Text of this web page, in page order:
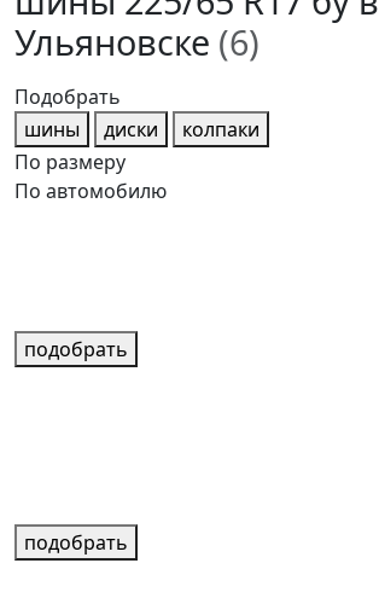
Ульяновске (6)
Подобрать
шины
диски
колпаки
По размеру
По автомобилю
подобрать
подобрать